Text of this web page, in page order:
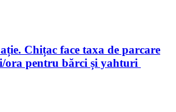
Chițac face taxa de parcare
ora pentru bărci și yahturi